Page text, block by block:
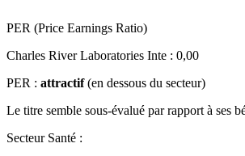
PER (Price Earnings Ratio)
Charles River Laboratories Inte : 0,00
PER : attractif (en dessous du secteur)
Le titre semble sous-évalué par rapport à ses
Secteur Santé :